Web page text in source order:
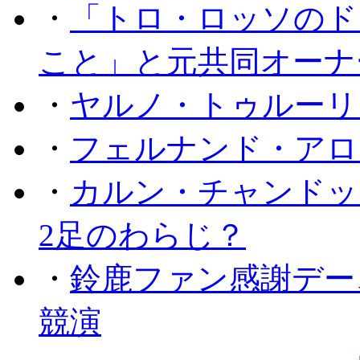
・
「トロ・ロッソの
こと」と元共同オー
・ ヤルノ・トゥルー
・ フェルナンド・ア
・ カルン・チャンド
2足のわらじ？
・ 鈴鹿ファン感謝デ
競演